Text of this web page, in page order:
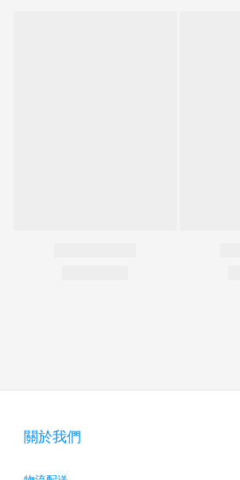
關於我們